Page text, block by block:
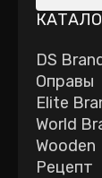
DS
Оправы
Elite
World
Wooden
Рецепт